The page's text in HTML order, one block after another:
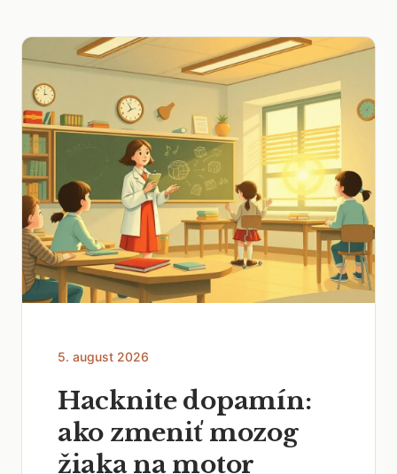
5. august 2026
Hacknite dopamín:
ako zmeniť mozog
žiaka na motor